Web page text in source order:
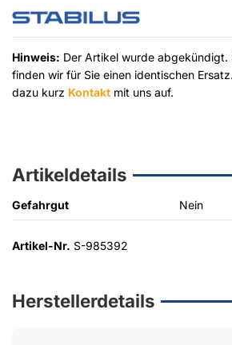
Hinweis: Der Artikel wurde
finden wir für Sie einen identischen
dazu kurz Kontakt mit uns auf.
Artikeldetails
Gefahrgut Nein
Artikel-Nr. S-985392
Herstellerdetails